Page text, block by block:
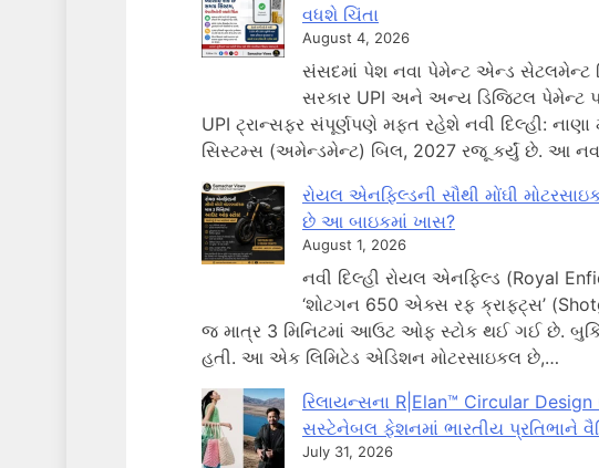
વધશે ચિંતા
August 4, 2026
સંસદમાં પેશ નવા પેમેન્ટ એન્ડ સેટલમેન્ટ
સરકાર UPI અને અન્ય ડિજિટલ પેમેન્ટ
UPI ટ્રાન્સફર સંપૂર્ણપણે મફત રહેશે નવી દિલ્હી:
સિસ્ટમ્સ (અમેન્ડમેન્ટ) બિલ, 2027 રજૂ કર્યું છે. આ
રોયલ એનફિલ્ડની સૌથી મોંઘી
છે આ બાઇકમાં ખાસ?
August 1, 2026
નવી દિલ્હી રોયલ એનફિલ્ડ (Royal
‘શોટગન 650 એક્સ રફ ક્રાફ્ટ્સ’
જ માત્ર 3 મિનિટમાં આઉટ ઓફ સ્ટોક થઈ ગઈ છે.
હતી. આ એક લિમિટેડ એડિશન મોટરસાઇકલ છે,…
રિલાયન્સના R|Elan™ Circular
સસ્ટેનેબલ ફેશનમાં ભારતીય પ્રતિભાને
July 31, 2026